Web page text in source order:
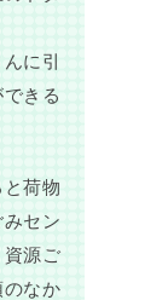
に引
きる
荷物
セン
資源ご
なか